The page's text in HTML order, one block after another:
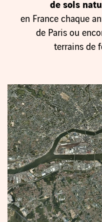
de sols
en France chaque
de Paris ou
terrains de